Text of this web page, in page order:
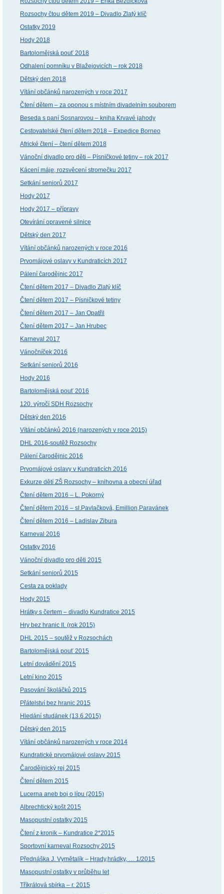
Rozsochy čtou dětem 2019 – Divadlo Zlatý klíč
Ostatky 2019
Hody 2018
Bartolomějská pouť 2018
Odhalení pomníku v Blažejovicích – rok 2018
Dětský den 2018
Vítání občánků narozených v roce 2017
Čtení dětem – za oponou s místním divadelním souborem
Beseda s paní Sosnarovou – kniha Krvavé jahody
Cestovatelské čtení dětem 2018 – Expedice Borneo
Africké čtení – čtení dětem 2018
Vánoční divadlo pro děti – Písničkové tetiny – rok 2017
Kácení máje, rozsvěcení stromečku 2017
Setkání seniorů 2017
Hody 2017
Hody 2017 – přípravy
Otevírání opravené silnice
Dětský den 2017
Vítání občánků narozených v roce 2016
Prvomájové oslavy v Kundraticích 2017
Pálení čarodějnic 2017
Čtení dětem 2017 – Divadlo Zlatý klíč
Čtení dětem 2017 – Písničkové tetiny
Čtení dětem 2017 – Jan Opatřil
Čtení dětem 2017 – Jan Hrubec
Karneval 2017
Vánočníček 2016
Setkání seniorů 2016
Hody 2016
Bartolomějská pouť 2016
120. výročí SDH Rozsochy
Dětský den 2016
Vítání občánků 2016 (narozených v roce 2015)
DHL 2016-soutěž Rozsochy
Pálení čarodějnic 2016
Prvomájové oslavy v Kundraticích 2016
Exkurze dětí ZŠ Rozsochy – knihovna a obecní úřad
Čtení dětem 2016 – L. Pokorný
Čtení dětem 2016 – sl.Pavlačková, Emillion,Paravánek
Čtení dětem 2016 – Ladislav Zibura
Karneval 2016
Ostatky 2016
Vánoční divadlo pro děti 2015
Setkání seniorů 2015
Cesta za poklady
Hody 2015
Hrátky s čertem – divadlo Kundratice 2015
Hry bez hranic II. (rok 2015)
DHL 2015 – soutěž v Rozsochách
Bartolomějská pouť 2015
Letní dovádění 2015
Letní kino 2015
Pasování školáčků 2015
Přátelství bez hranic 2015
Hledání studánek (13.6.2015)
Dětský den 2015
Vítání občánků narozených v roce 2014
Kundratické prvomájové oslavy 2015
Čarodějnický rej 2015
Čtení dětem 2015
Lucerna aneb boj o lípu (2015)
Albrechtický košt 2015
Masopustní ostatky 2015
Čtení z kronik – Kundratice 2*2015
Sportovní karneval Rozsochy 2015
Přednáška J. Vymětalík – Hrady,hrádky, … 1/2015
Masopustní ostatky v průběhu let
Tříkrálová sbírka – r. 2015